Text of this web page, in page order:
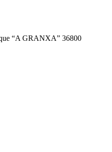
“A GRANXA” 36800